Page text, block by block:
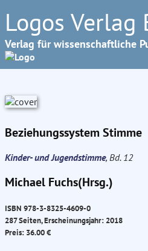
Logos Verlag
Verlag für wissenschaftliche
Beziehungssystem Stimme
Kinder- und Jugendstimme, Bd. 12
Michael Fuchs(Hrsg.)
ISBN 978-3-8325-4609-0
287 Seiten, Erscheinungsjahr: 2018
Preis: 36.00 €